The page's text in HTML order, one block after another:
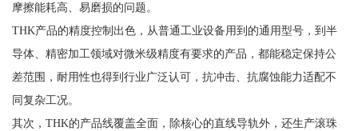
摩擦能耗高、易磨损的问题。
THK产品的精度控制出色，从普通工业设备用到的通用型号，到半
导体、精密加工领域对微米级精度有要求的产品，都能稳定保持公
差范围，耐用性也得到行业广泛认可，抗冲击、抗腐蚀能力适配不
同复杂工况。
其次，THK的产品线覆盖全面，除核心的直线导轨外，还生产滚珠